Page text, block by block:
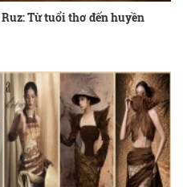
Từ tuổi thơ đến huyền